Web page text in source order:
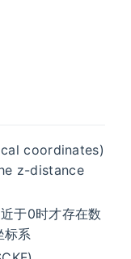
coordinates)
z-distance
于0时才存在数
标系